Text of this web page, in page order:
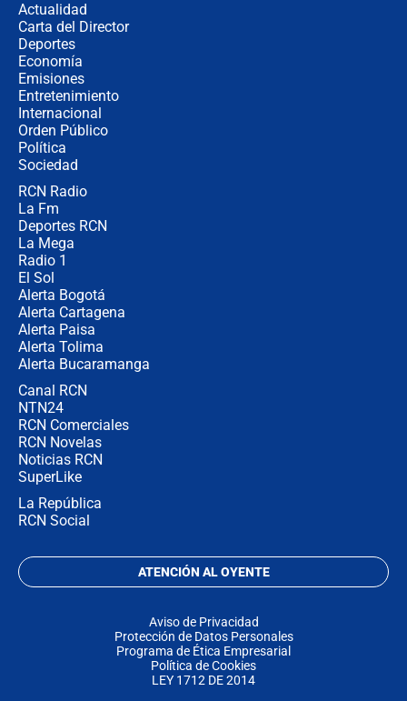
Actualidad
Carta del Director
Deportes
Economía
Emisiones
Entretenimiento
Internacional
Orden Público
Política
Sociedad
RCN Radio
La Fm
Deportes RCN
La Mega
Radio 1
El Sol
Alerta Bogotá
Alerta Cartagena
Alerta Paisa
Alerta Tolima
Alerta Bucaramanga
Canal RCN
NTN24
RCN Comerciales
RCN Novelas
Noticias RCN
SuperLike
La República
RCN Social
ATENCIÓN AL OYENTE
Aviso de Privacidad
Protección de Datos Personales
Programa de Ética Empresarial
Política de Cookies
LEY 1712 DE 2014